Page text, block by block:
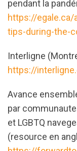
pendant la
https://
tips-during-the-
Interligne
https://
Avance
par
et LGBTQ
(resource en